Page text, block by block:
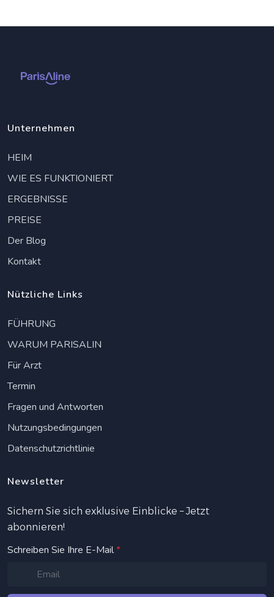
Unternehmen
HEIM
WIE ES FUNKTIONIERT
ERGEBNISSE
PREISE
Der Blog
Kontakt
Nützliche Links
FÜHRUNG
WARUM PARISALIN
Für Arzt
Termin
Fragen und Antworten
Nutzungsbedingungen
Datenschutzrichtlinie
Newsletter
Sichern Sie sich exklusive Einblicke – Jetzt
abonnieren!
Schreiben Sie Ihre E-Mail*